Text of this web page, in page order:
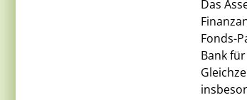
Das
Fonds-
Bank